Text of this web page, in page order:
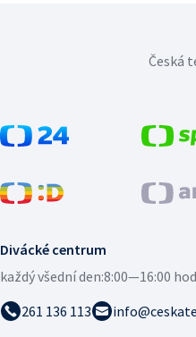
Divácké centrum
každý všední den:8:00—16:00
261 136 113
Česká